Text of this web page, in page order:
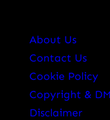
About Us
Contact Us
Cookie Policy
Copyright &
Disclaimer